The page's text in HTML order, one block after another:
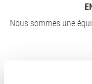
Nous sommes une